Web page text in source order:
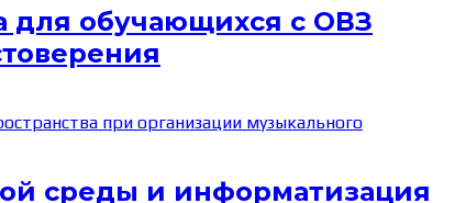
для обучающихся с ОВЗ
среды и информатизация